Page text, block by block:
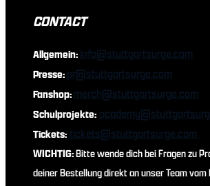
CONTACT
Allgemein:info@stuttgartsurge.com
Presse:pr@stuttgartsurge.com
Fanshop:merch@stuttgartsurge.com
Schulprojekte:
Tickets: tickets@stuttgartsurge.com
WICHTIG:Bitte wende dich bei Fragen zu
deiner Bestellung direkt an unser Team vom